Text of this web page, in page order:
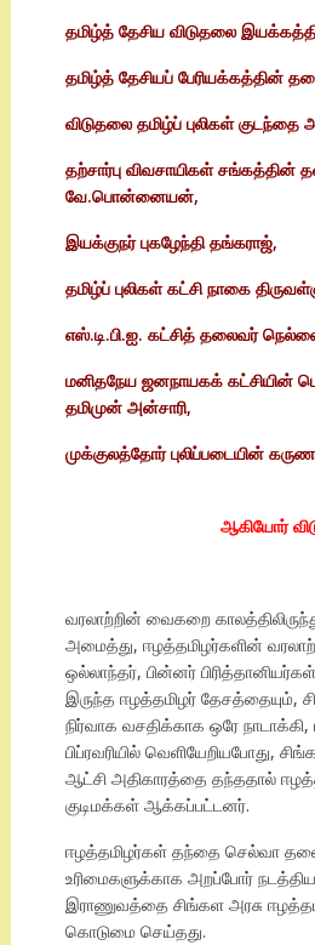
தமிழ்த் தேசிய விடுதலை
தமிழ்த் தேசியப் பேரியக்கத்தின்
விடுதலை தமிழ்ப் புலிகள் குடந்தை
தற்சார்பு விவசாயிகள் சங்கத்தின்
வே.பொன்னையன்,
இயக்குநர் புகழேந்தி தங்கராஜ்,
தமிழ்ப் புலிகள் கட்சி நாகை
எஸ்.டி.பி.ஐ. கட்சித் தலைவர்
மனிதநேய ஜனநாயகக் கட்சியின்
தமிமுன் அன்சாரி,
முக்குலத்தோர் புலிப்படையின்
ஆகியோர்
வரலாற்றின் வைகறை
அமைத்து, ஈழத்தமிழர்களின்
ஒல்லாந்தர், பின்னர்
இருந்த ஈழத்தமிழர் தேசத்தையும்,
நிர்வாக வசதிக்காக ஒரே நாடாக்கி,
பிப்ரவரியில் வெளியேறியபோது,
ஆட்சி அதிகாரத்தை தந்ததால்
குடிமக்கள் ஆக்கப்பட்டனர்.
ஈழத்தமிழர்கள் தந்தை செல்வா
உரிமைகளுக்காக அறப்போர்
இராணுவத்தை சிங்கள அரசு
கொடுமை செய்தது.